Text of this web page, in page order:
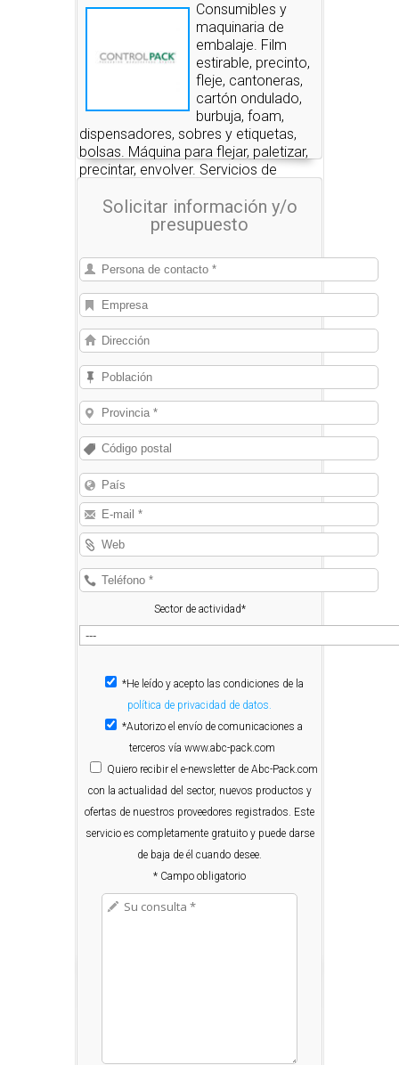
Consumibles y
maquinaria de
embalaje. Film
estirable, precinto,
fleje, cantoneras,
cartón ondulado,
burbuja, foam,
dispensadores, sobres y etiquetas,
bolsas. Máquina para flejar, paletizar,
precintar, envolver. Servicios de
Solicitar información y/o
presupuesto
Sector de actividad*
*He leído y acepto las condiciones de la
política de privacidad de datos.
*Autorizo el envío de comunicaciones a
terceros vía www.abc-pack.com
Quiero recibir el e-newsletter de Abc-Pack.com
con la actualidad del sector, nuevos productos y
ofertas de nuestros proveedores registrados. Este
servicio es completamente gratuito y puede darse
de baja de él cuando desee.
* Campo obligatorio